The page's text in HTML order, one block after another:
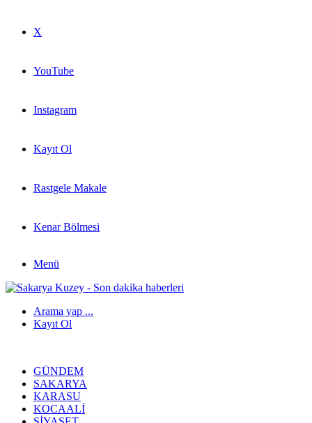
X
YouTube
Instagram
Kayıt Ol
Rastgele Makale
Kenar Bölmesi
Menü
Arama yap ...
Kayıt Ol
GÜNDEM
SAKARYA
KARASU
KOCAALI